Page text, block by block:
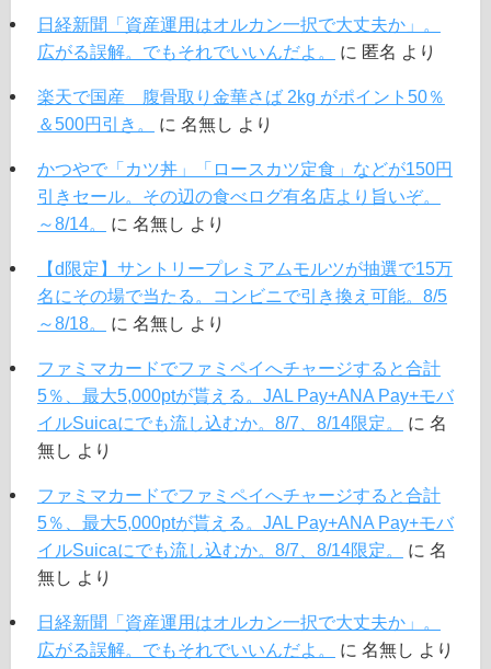
日経新聞「資産運用はオルカン一択で大丈夫か」。
広がる誤解。でもそれでいいんだよ。
に 匿名 より
楽天で国産 腹骨取り金華さば 2kg がポイント50％
＆500円引き。
に 名無し より
かつやで「カツ丼」「ロースカツ定食」などが150円
引きセール。その辺の食べログ有名店より旨いぞ。
～8/14。
に 名無し より
【d限定】サントリープレミアムモルツが抽選で15万
名にその場で当たる。コンビニで引き換え可能。8/5
～8/18。
に 名無し より
ファミマカードでファミペイへチャージすると合計
5％、最大5,000ptが貰える。JAL Pay+ANA Pay+モバ
イルSuicaにでも流し込むか。8/7、8/14限定。
に 名
無し より
ファミマカードでファミペイへチャージすると合計
5％、最大5,000ptが貰える。JAL Pay+ANA Pay+モバ
イルSuicaにでも流し込むか。8/7、8/14限定。
に 名
無し より
日経新聞「資産運用はオルカン一択で大丈夫か」。
広がる誤解。でもそれでいいんだよ。
に 名無し より